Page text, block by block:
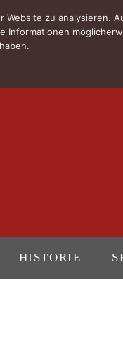
HISTORIE
zu analysieren.
Informationen